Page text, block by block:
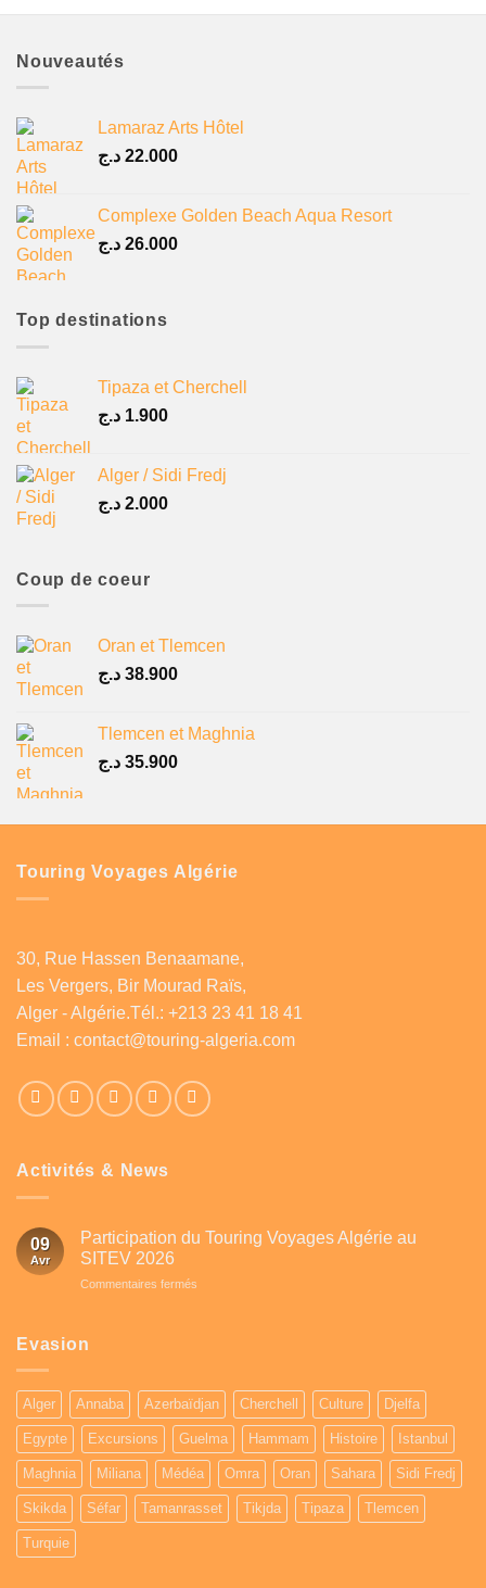
Nouveautés
Lamaraz Arts Hôtel
22.000 د.ج
Complexe Golden Beach Aqua Resort
26.000 د.ج
Top destinations
Tipaza et Cherchell
1.900 د.ج
Alger / Sidi Fredj
2.000 د.ج
Coup de coeur
Oran et Tlemcen
38.900 د.ج
Tlemcen et Maghnia
35.900 د.ج
Touring Voyages Algérie
30, Rue Hassen Benaamane,
Les Vergers, Bir Mourad Raïs,
Alger - Algérie.Tél.: +213 23 41 18 41
Email : contact@touring-algeria.com
Activités & News
09
Avr
Participation du Touring Voyages Algérie au
SITEV 2026
Commentaires fermés
au
SITEV
2026
Evasion
Alger Annaba Azerbaïdjan Cherchell Culture Djelfa
Egypte Excursions Guelma Hammam Histoire Istanbul
Maghnia Miliana Médéa Omra Oran Sahara Sidi Fredj
Skikda Séfar Tamanrasset Tikjda Tipaza Tlemcen
Turquie